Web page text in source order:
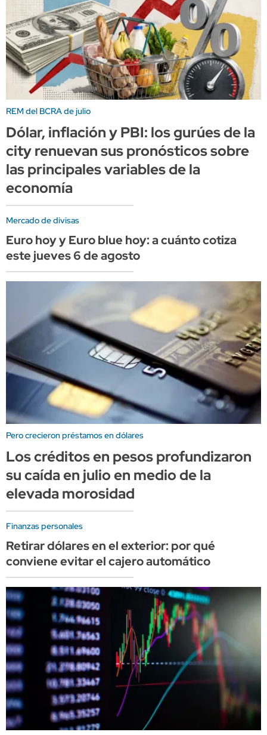
REM del BCRA de julio
Dólar, inflación y PBI: los gurúes de la
city renuevan sus pronósticos sobre
las principales variables de la
economía
Mercado de divisas
Euro hoy y Euro blue hoy: a cuánto cotiza
este jueves 6 de agosto
Pero crecieron préstamos en dólares
Los créditos en pesos profundizaron
su caída en julio en medio de la
elevada morosidad
Finanzas personales
Retirar dólares en el exterior: por qué
conviene evitar el cajero automático